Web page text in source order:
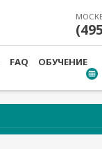
FAQ
ОБУЧЕНИЕ